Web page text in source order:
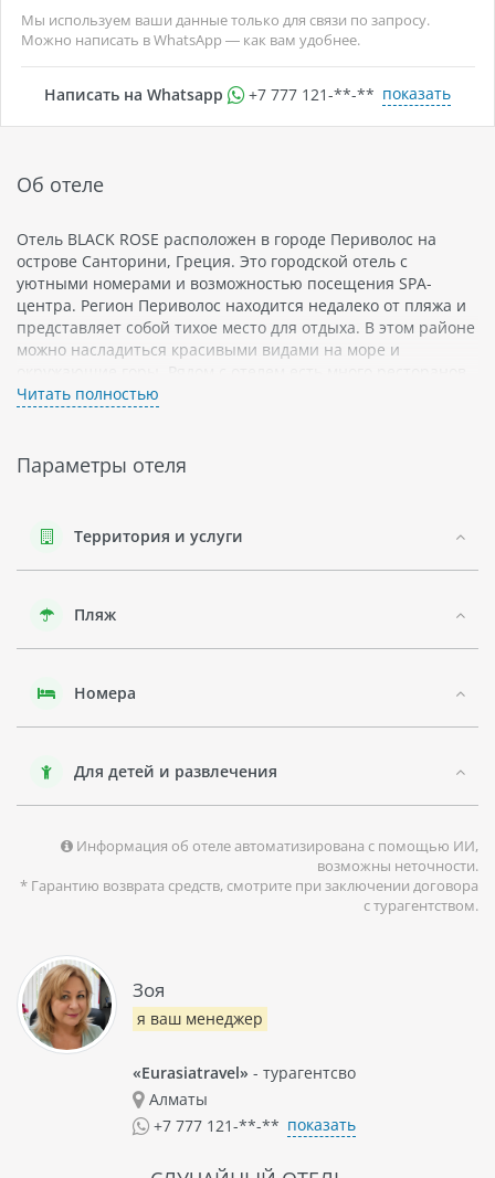
Мы используем ваши данные только для связи по запросу.
Можно написать в WhatsApp — как вам удобнее.
Написать на Whatsapp +7 777 121-**-** показать
Об отеле
Отель BLACK ROSE расположен в городе Периволос на
острове Санторини, Греция. Это городской отель с
уютными номерами и возможностью посещения SPA-
центра. Регион Периволос находится недалеко от пляжа и
представляет собой тихое место для отдыха. В этом районе
можно насладиться красивыми видами на море и
баров и магазинов, где можно попробовать местную кухню
своих гостей: круглосуточную стойку регистрации,
ресторан, бар у бассейна и терраса с шезлонгами для
готовый помочь в любых вопросах своих гостей.
достопримечательностей острова.
Отель BLACK ROSE также предлагает услуги SPA-
посетить сауну или гидромассажную ванну. В целом,
греческом острове Санторини.
Читать полностью
Параметры отеля
Территория и услуги
Пляж
Номера
Для детей и развлечения
Информация об отеле автоматизирована с помощью ИИ,
возможны неточности.
* Гарантию возврата средств, смотрите при заключении договора
с турагентством.
Зоя
я ваш менеджер
«Eurasiatravel» - турагентсво
Алматы
+7 777 121-**-** показать